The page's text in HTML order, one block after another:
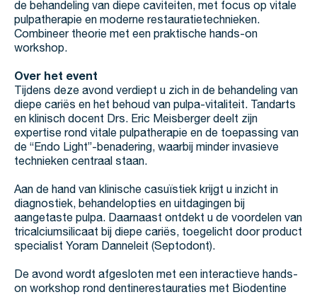
de behandeling van diepe caviteiten, met focus op vitale
pulpatherapie en moderne restauratietechnieken.
Combineer theorie met een praktische hands-on
workshop.
Over het event
Tijdens deze avond verdiept u zich in de behandeling van
diepe cariës en het behoud van pulpa-vitaliteit. Tandarts
en klinisch docent Drs. Eric Meisberger deelt zijn
expertise rond vitale pulpatherapie en de toepassing van
de “Endo Light”-benadering, waarbij minder invasieve
technieken centraal staan.
Aan de hand van klinische casuïstiek krijgt u inzicht in
diagnostiek, behandelopties en uitdagingen bij
aangetaste pulpa. Daarnaast ontdekt u de voordelen van
tricalciumsilicaat bij diepe cariës, toegelicht door product
specialist Yoram Danneleit (Septodont).
De avond wordt afgesloten met een interactieve hands-
on workshop rond dentinerestauraties met Biodentine